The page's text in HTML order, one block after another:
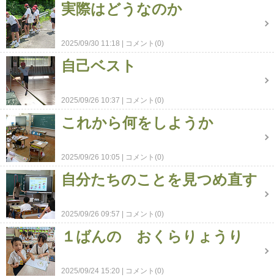
実際はどうなのか
2025/09/30 11:18 コメント(0)
自己ベスト
2025/09/26 10:37 コメント(0)
これから何をしようか
2025/09/26 10:05 コメント(0)
自分たちのことを見つめ直す
2025/09/26 09:57 コメント(0)
１ばんの おくらりょうり
2025/09/24 15:20 コメント(0)